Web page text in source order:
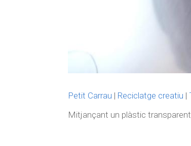
Petit Carrau | Reciclatge creatiu |
Mitjançant un plàstic